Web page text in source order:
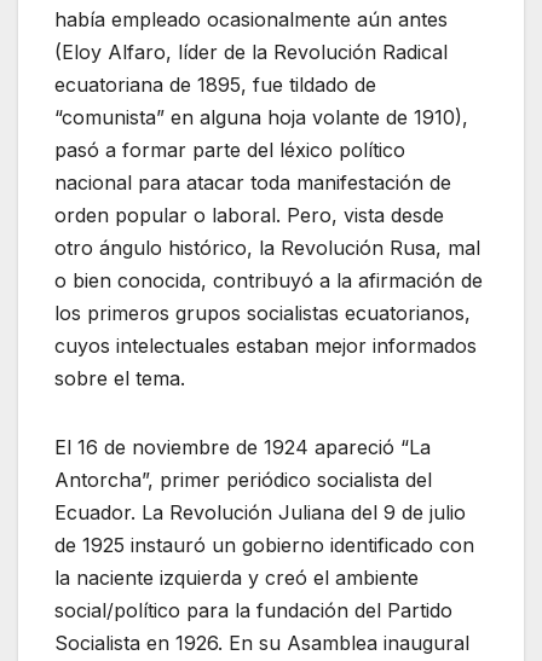
había empleado ocasionalmente aún antes
(Eloy Alfaro, líder de la Revolución Radical
ecuatoriana de 1895, fue tildado de
“comunista” en alguna hoja volante de 1910),
pasó a formar parte del léxico político
nacional para atacar toda manifestación de
orden popular o laboral. Pero, vista desde
otro ángulo histórico, la Revolución Rusa, mal
o bien conocida, contribuyó a la afirmación de
los primeros grupos socialistas ecuatorianos,
cuyos intelectuales estaban mejor informados
sobre el tema.
El 16 de noviembre de 1924 apareció “La
Antorcha”, primer periódico socialista del
Ecuador. La Revolución Juliana del 9 de julio
de 1925 instauró un gobierno identificado con
la naciente izquierda y creó el ambiente
social/político para la fundación del Partido
Socialista en 1926. En su Asamblea inaugural